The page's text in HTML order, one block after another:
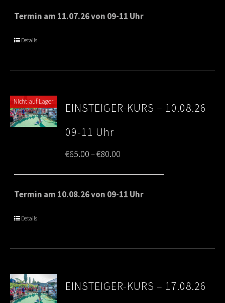
€65.00
Termin am 11.07.26 von 09-11 Uhr
Details
Nicht auf Lager
EINSTEIGER-KURS – 10.08.26
09-11 Uhr
€65.00–€80.00
range:
€65.00
Termin am 10.08.26 von 09-11 Uhr
Details
EINSTEIGER-KURS – 17.08.26